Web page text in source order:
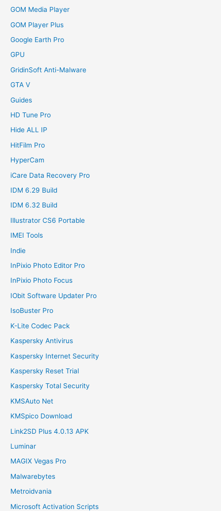
GOM Media Player
GOM Player Plus
Google Earth Pro
GPU
GridinSoft Anti-Malware
GTA V
Guides
HD Tune Pro
Hide ALL IP
HitFilm Pro
HyperCam
iCare Data Recovery Pro
IDM 6.29 Build
IDM 6.32 Build
Illustrator CS6 Portable
IMEI Tools
Indie
InPixio Photo Editor Pro
InPixio Photo Focus
IObit Software Updater Pro
IsoBuster Pro
K-Lite Codec Pack
Kaspersky Antivirus
Kaspersky Internet Security
Kaspersky Reset Trial
Kaspersky Total Security
KMSAuto Net
KMSpico Download
Link2SD Plus 4.0.13 APK
Luminar
MAGIX Vegas Pro
Malwarebytes
Metroidvania
Microsoft Activation Scripts